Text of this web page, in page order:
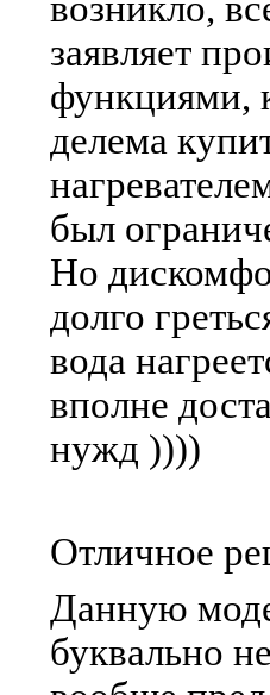
возникло,
заявляет
функциями,
делема
был
Но
долго
вода
вполне
нужд ))))
Отличное
Данную
буквально